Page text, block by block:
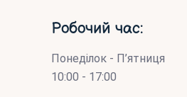
Робочий час:
Понеділок - П’ятниця
10:00 - 17:00